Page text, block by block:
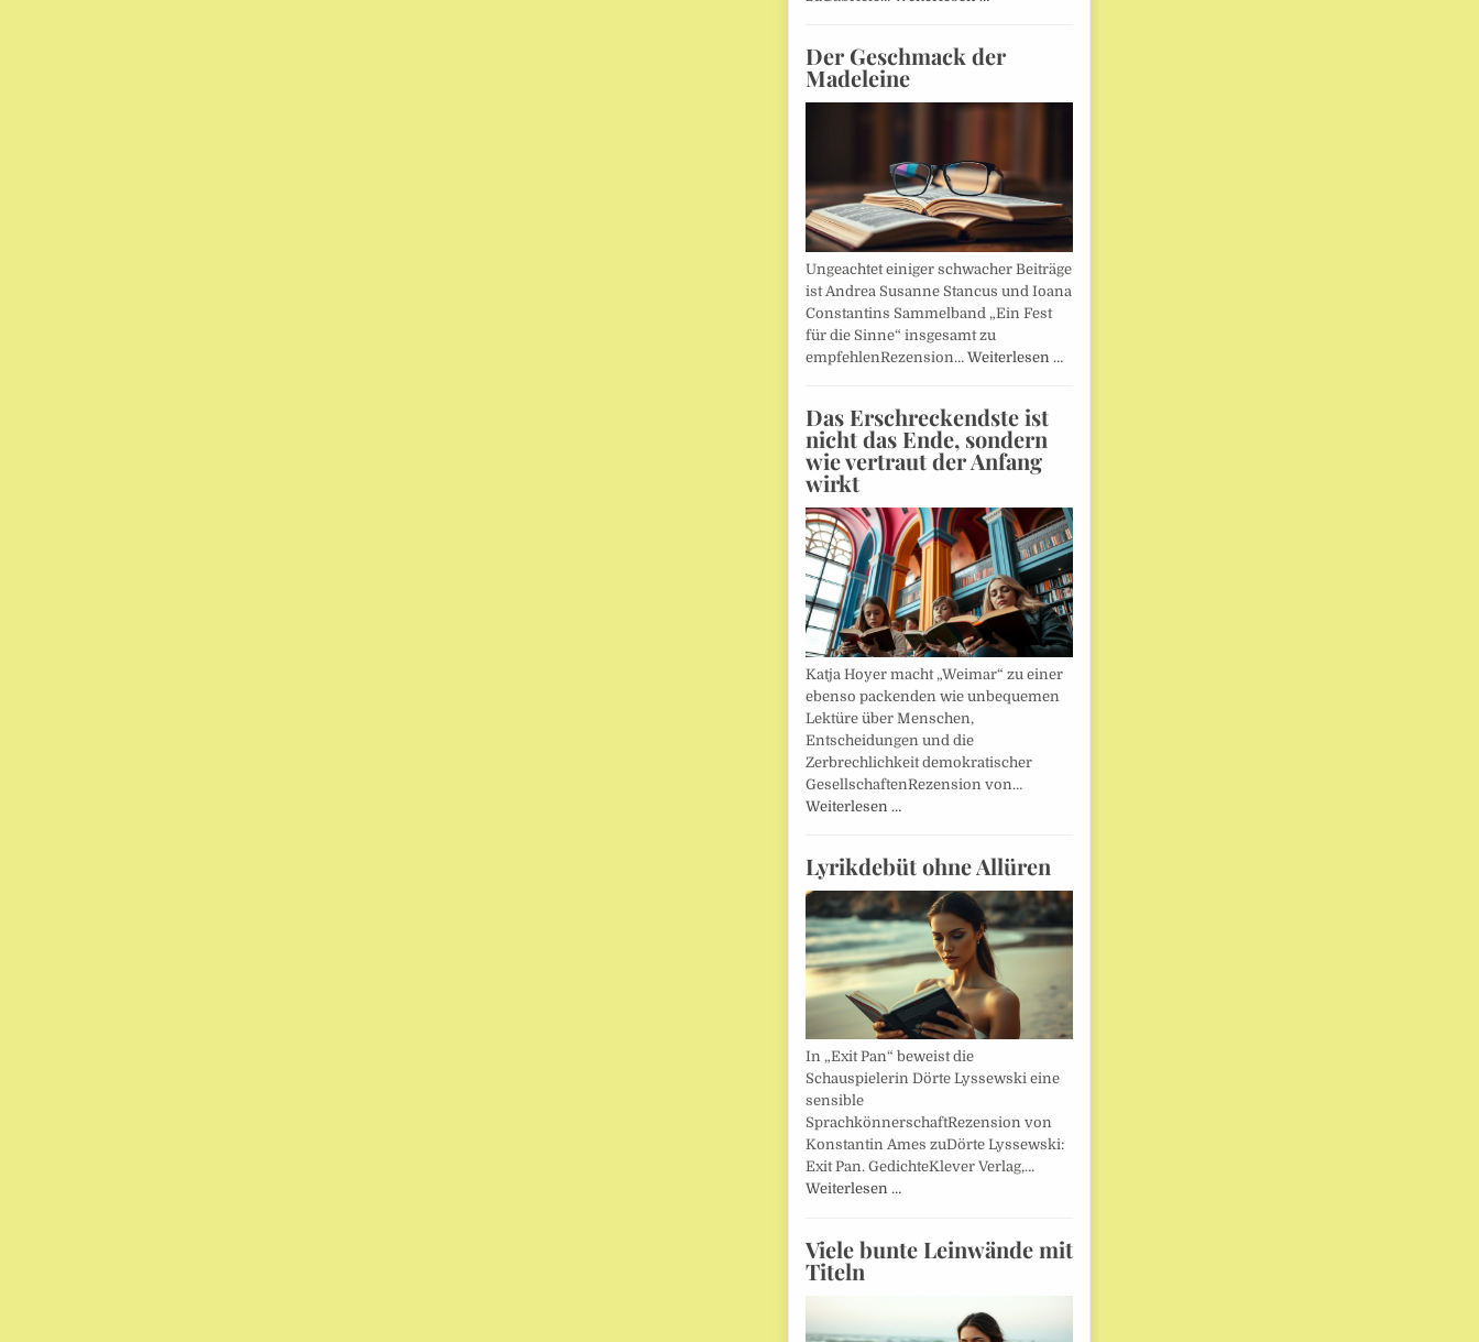
Der Geschmack der
Madeleine
Ungeachtet einiger schwacher Beiträge
ist Andrea Susanne Stancus und Ioana
Constantins Sammelband „Ein Fest
für die Sinne“ insgesamt zu
empfehlenRezension… Weiterlesen …
Das Erschreckendste ist
nicht das Ende, sondern
wie vertraut der Anfang
wirkt
Katja Hoyer macht „Weimar“ zu einer
ebenso packenden wie unbequemen
Lektüre über Menschen,
Entscheidungen und die
Zerbrechlichkeit demokratischer
GesellschaftenRezension von…
Weiterlesen …
Lyrikdebüt ohne Allüren
In „Exit Pan“ beweist die
Schauspielerin Dörte Lyssewski eine
sensible
SprachkönnerschaftRezension von
Konstantin Ames zuDörte Lyssewski:
Exit Pan. GedichteKlever Verlag,…
Weiterlesen …
Viele bunte Leinwände mit
Titeln